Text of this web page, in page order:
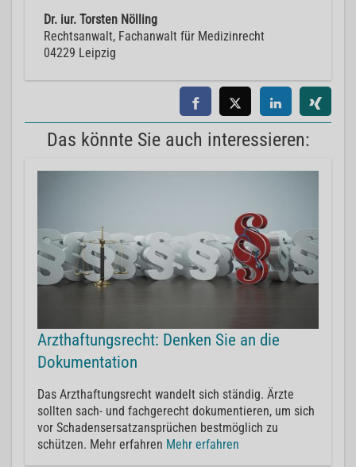
Dr. iur. Torsten Nölling
Rechtsanwalt, Fachanwalt für Medizinrecht
04229 Leipzig
Das könnte Sie auch interessieren:
Arzthaftungsrecht: Denken Sie an die
Dokumentation
Das Arzthaftungsrecht wandelt sich ständig. Ärzte
sollten sach- und fachgerecht dokumentieren, um sich
vor Schadensersatzansprüchen bestmöglich zu
schützen. Mehr erfahren Mehr erfahren